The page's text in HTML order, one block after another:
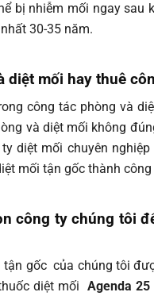
bị nhiễm mối ngay
30-35 năm.
diệt mối hay thuê
công tác phòng và
và diệt mối không
diệt mối chuyên
mối tận gốc thành
công ty chúng tôi
tận gốc của chúng tôi
diệt mốiAgenda 25